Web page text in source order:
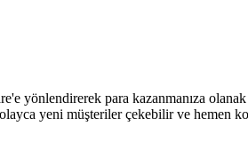
yönlendirerek para kazanmanıza
yeni müşteriler çekebilir ve hemen